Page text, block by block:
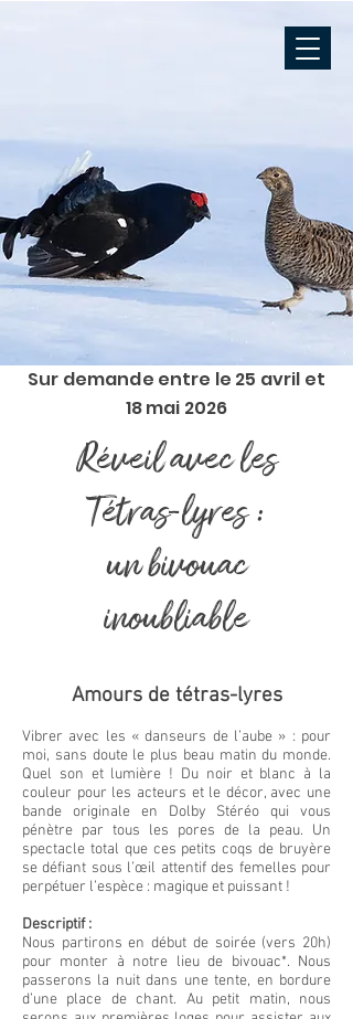
Sur demande entre le 25 avril et
18 mai 2026
Réveil avec les
Tétras-lyres :
un bivouac
inoubliable
Amours de tétras-lyres
Vibrer avec les « danseurs de l’aube » : pour
moi, sans doute le plus beau matin du monde.
Quel son et lumière ! Du noir et blanc à la
couleur pour les acteurs et le décor, avec une
bande originale en Dolby Stéréo qui vous
pénètre par tous les pores de la peau. Un
spectacle total que ces petits coqs de bruyère
se défiant sous l’œil attentif des femelles pour
perpétuer l’espèce : magique et puissant !
Descriptif :
Nous partirons en début de soirée (vers 20h)
pour monter à notre lieu de bivouac*. Nous
passerons la nuit dans une tente, en bordure
d’une place de chant. Au petit matin, nous